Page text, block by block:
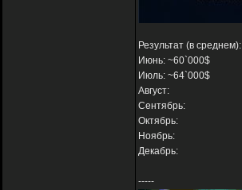
Результат (в среднем):
Июнь: ~60`000$
Июль: ~64`000$
Август:
Сентябрь:
Октябрь:
Ноябрь:
Декабрь:
-----